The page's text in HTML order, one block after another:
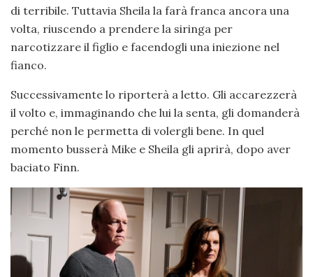
di terribile. Tuttavia Sheila la farà franca ancora una
volta, riuscendo a prendere la siringa per
narcotizzare il figlio e facendogli una iniezione nel
fianco.
Successivamente lo riporterà a letto. Gli accarezzerà
il volto e, immaginando che lui la senta, gli domanderà
perché non le permetta di volergli bene. In quel
momento busserà Mike e Sheila gli aprirà, dopo aver
baciato Finn.